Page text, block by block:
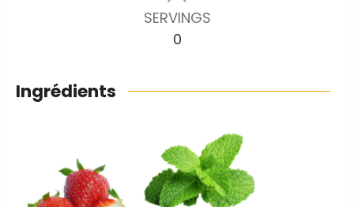
SERVINGS
0
Ingrédients